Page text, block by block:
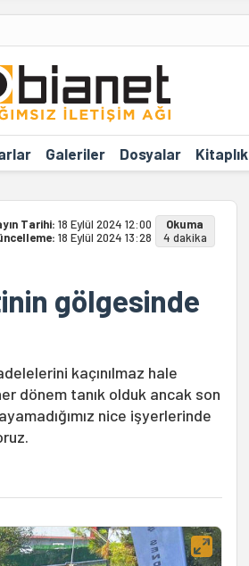
Galeriler Dosyalar Kitaplık
Tarihi: 18 Eylül 2024 12:00
18 Eylül 2024 13:28
Okuma
4 dakika
gölgesinde
kaçınılmaz hale
dönem tanık olduk ancak son
nice işyerlerinde